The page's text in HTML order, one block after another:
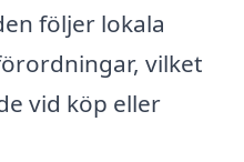
följer lokala
vilket
vid köp eller